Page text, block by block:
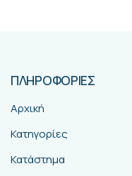
ΠΛΗΡΟΦΟΡΙΕΣ
Αρχική
Κατηγορίες
Κατάστημα